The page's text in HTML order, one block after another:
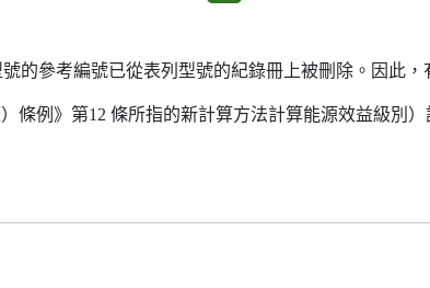
的參考編號已從表列型號的紀錄冊上被刪除。因此，
例》第12 條所指的新計算方法計算能源效益級別）